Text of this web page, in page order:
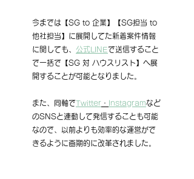
今までは【SG to 企業】【SG担当 to
他社担当】に展開してた新着案件情報
に関しても、 公式LINEで送信すること
で一括で【SG 対 ハウスリスト】へ展
開することが可能となりました。
また、同軸でTwitter ・ Instagramなど
のSNSと連動して発信することも可能
なので、以前よりも効率的な運営がで
きるように画期的に改革されました。